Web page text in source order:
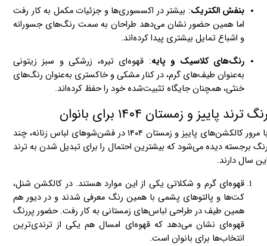
بنفش الکتریک: بیشتر در اکسسوری‌ها و جزئیات مکمل به کار رفت
اما همین حضور نشان می‌دهد طراحان به سمت رنگ‌های جسورانه
و اشباع تمایل بیشتری پیدا کرده‌اند.
رنگ‌های کلاسیک و پایه: قهوه‌ای تیره، زرشکی و سبز زیتونی
به‌عنوان طیف‌های گرم، در کنار مشکی و خاکستری به‌عنوان رنگ‌های
خنثی، همچنان جایگاه تثبیت‌شده خود را حفظ کرده‌اند.
ترند پاییز و زمستان ۱۴۰۴ برای بانوان
با مرور کالکشن‌های پاییز و زمستان ۱۴۰۴ در فشن‌شوهای لباس زنانه، چند
برجسته دیده می‌شود که بیشترین احتمال را برای تبدیل شدن به ترند
سال دارند.
قهوه‌ای گرم و شکلاتی یکی از این موارد هستند. در کالکشن شنل،
کت‌ها و پالتوهای پشمی با همین رنگ معرفی شدند و در دیور هم
همین طیف در طراحی لباس‌های زمستانی به کار رفت. حضور پررنگ
قهوه‌ای نشان می‌دهد که قهوه‌ای امسال هم یکی از ترندی‌ترین
انتخاب‌ها برای بانوان است.